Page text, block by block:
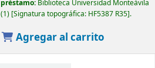
préstamo: Biblioteca Universidad Monteávila
(1) Signatura topográfica: HF5387 R35 .
Agregar al carrito